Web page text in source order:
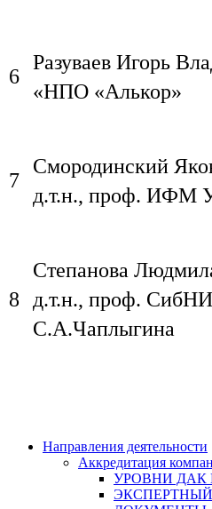
6
Разуваев Игорь
«НПО «Алькор»
7
Смородинский
д.т.н., проф. ИФМ
8
Степанова
д.т.н., проф.
С.А.Чаплыгина
Направления деятельности
Аккредитация
УРОВНИ ДАК